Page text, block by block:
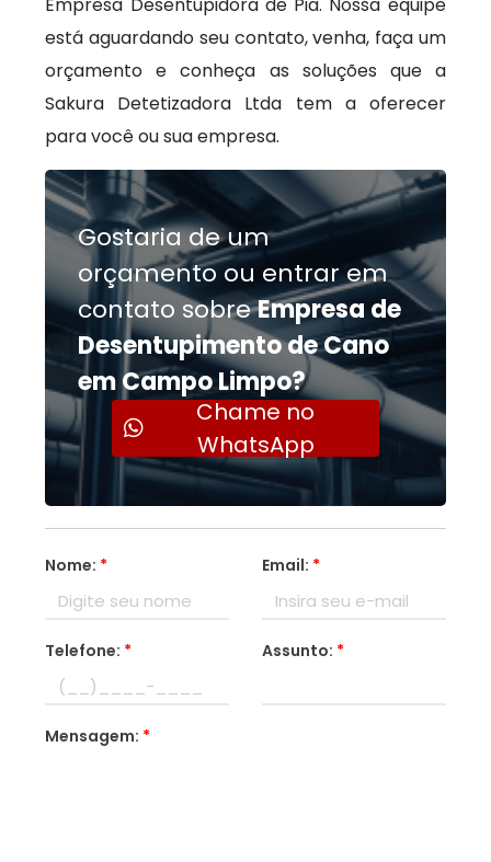
está aguardando seu contato, venha, faça um
orçamento e conheça as soluções que a
Sakura Detetizadora Ltda tem a oferecer
para você ou sua empresa.
Gostaria de um
orçamento ou entrar em
contato sobreEmpresa de
Desentupimento de Cano
em Campo Limpo?
Chame no
WhatsApp
Nome: * Email: *
Telefone: * Assunto: *
Mensagem: *